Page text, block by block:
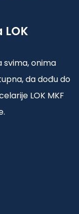
svima, onima
da dođu do
LOK MKF